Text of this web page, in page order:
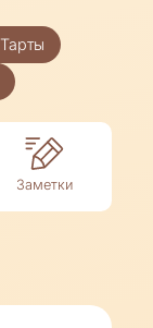
Тарты
Заметки